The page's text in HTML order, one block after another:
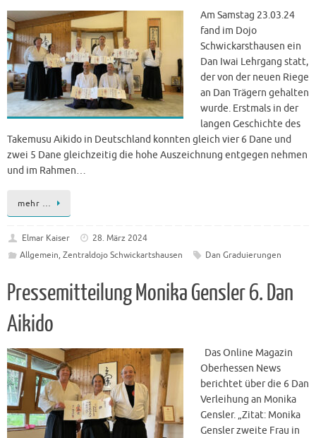
Am Samstag 23.03.24
fand im Dojo
Schwickarsthausen ein
Dan Iwai Lehrgang statt,
der von der neuen Riege
an Dan Trägern gehalten
wurde. Erstmals in der
langen Geschichte des
Takemusu Aikido in Deutschland konnten gleich vier 6 Dane und
zwei 5 Dane gleichzeitig die hohe Auszeichnung entgegen nehmen
und im Rahmen…
mehr …
Elmar Kaiser
28. März 2024
Allgemein, Zentraldojo Schwickartshausen Dan Graduierungen
Pressemitteilung Monika Gensler 6. Dan
Aikido
Das Online Magazin
Oberhessen News
berichtet über die 6 Dan
Verleihung an Monika
Gensler. „Zitat: Monika
Gensler zweite Frau in